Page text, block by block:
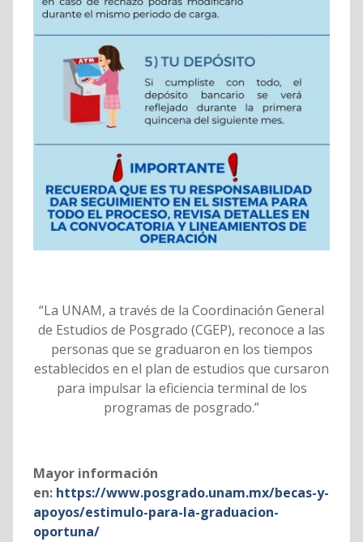
“La UNAM, a través de la Coordinación General
de Estudios de Posgrado (CGEP), reconoce a las
personas que se graduaron en los tiempos
establecidos en el plan de estudios que cursaron
para impulsar la eficiencia terminal de los
programas de posgrado.”
Mayor información
en: https://www.posgrado.unam.mx/becas-y-
apoyos/estimulo-para-la-graduacion-
oportuna/